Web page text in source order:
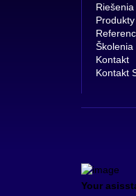
Riešenia
Produkty
Školenia
Kontakt
Kontakt
Your